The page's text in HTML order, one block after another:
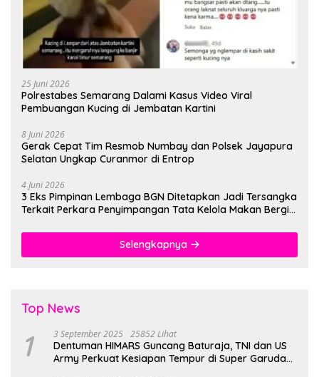
25 Juni 2026
Polrestabes Semarang Dalami Kasus Video Viral
Pembuangan Kucing di Jembatan Kartini
8 Juni 2026
Gerak Cepat Tim Resmob Numbay dan Polsek Jayapura
Selatan Ungkap Curanmor di Entrop
4 Juni 2026
3 Eks Pimpinan Lembaga BGN Ditetapkan Jadi Tersangka
Terkait Perkara Penyimpangan Tata Kelola Makan Bergizi
Selengkapnya
Top News
1 3 September 2025 25852 Lihat
Dentuman HIMARS Guncang Baturaja, TNI dan US
Army Perkuat Kesiapan Tempur di Super Garuda